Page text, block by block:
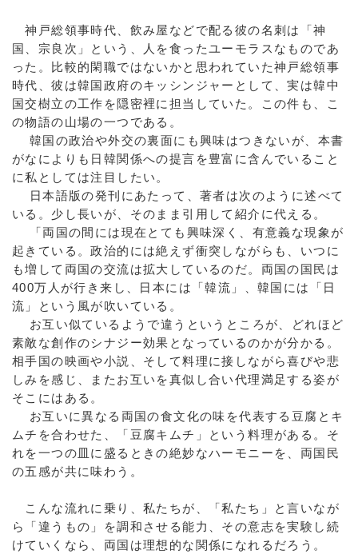
神戸総領事時代、飲み屋などで配る彼の名刺は「神
国、宗良次」という、人を食ったユーモラスなものであ
った。比較的閑職ではないかと思われていた神戸総領事
時代、彼は韓国政府のキッシンジャーとして、実は韓中
国交樹立の工作を隠密裡に担当していた。この件も、こ
の物語の山場の一つである。
韓国の政治や外交の裏面にも興味はつきないが、本書
がなによりも日韓関係への提言を豊富に含んでいること
に私としては注目したい。
日本語版の発刊にあたって、著者は次のように述べて
いる。少し長いが、そのまま引用して紹介に代える。
「両国の間には現在とても興味深く、有意義な現象が
起きている。政治的には絶えず衝突しながらも、いつに
も増して両国の交流は拡大しているのだ。両国の国民は
400万人が行き来し、日本には「韓流」、韓国には「日
流」という風が吹いている。
お互い似ているようで違うというところが、どれほど
素敵な創作のシナジー効果となっているのかが分かる。
相手国の映画や小説、そして料理に接しながら喜びや悲
しみを感じ、またお互いを真似し合い代理満足する姿が
そこにはある。
お互いに異なる両国の食文化の味を代表する豆腐とキ
ムチを合わせた、「豆腐キムチ」という料理がある。そ
れを一つの皿に盛るときの絶妙なハーモニーを、両国民
の五感が共に味わう。
こんな流れに乗り、私たちが、「私たち」と言いなが
ら「違うもの」を調和させる能力、その意志を実験し続
けていくなら、両国は理想的な関係になれるだろう。